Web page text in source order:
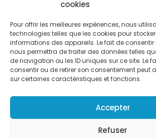
cookies
Pour offrir les meilleures expériences, nous
technologies telles que les cookies pour
informations des appareils. Le fait de
nous permettra de traiter des données telles
de navigation ou les ID uniques sur ce site. Le
consentir ou de retirer son consentement peut
sur certaines caractéristiques et fonctions.
Accepter
Refuser
for: